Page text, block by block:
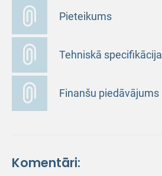
Pieteikums
Tehniskā specifikācija
Finanšu piedāvājums
Komentāri: